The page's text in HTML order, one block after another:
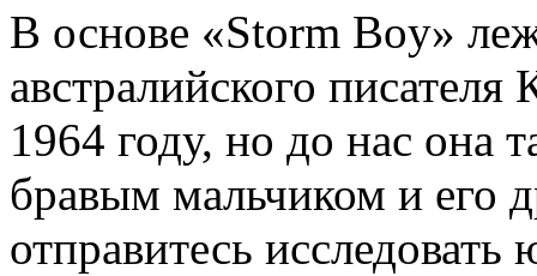
В основе «Storm Boy»
австралийского
1964 году, но до нас она
бравым мальчиком и его
отправитесь